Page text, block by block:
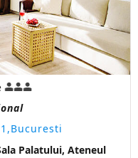
Palatului, Ateneul